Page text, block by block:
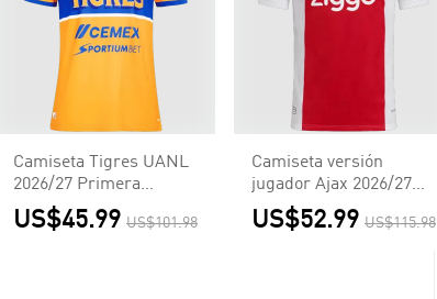
Camiseta Tigres UANL
2026/27 Primera
Equipación - Versión
Hincha
US$45.99 US$101.98
Camiseta versión
jugador Ajax 2026/27
Primera Equipación -
Versión Jugador
US$52.99 US$115.98